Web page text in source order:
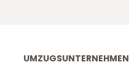
UMZUGSUNTERNEHMEN